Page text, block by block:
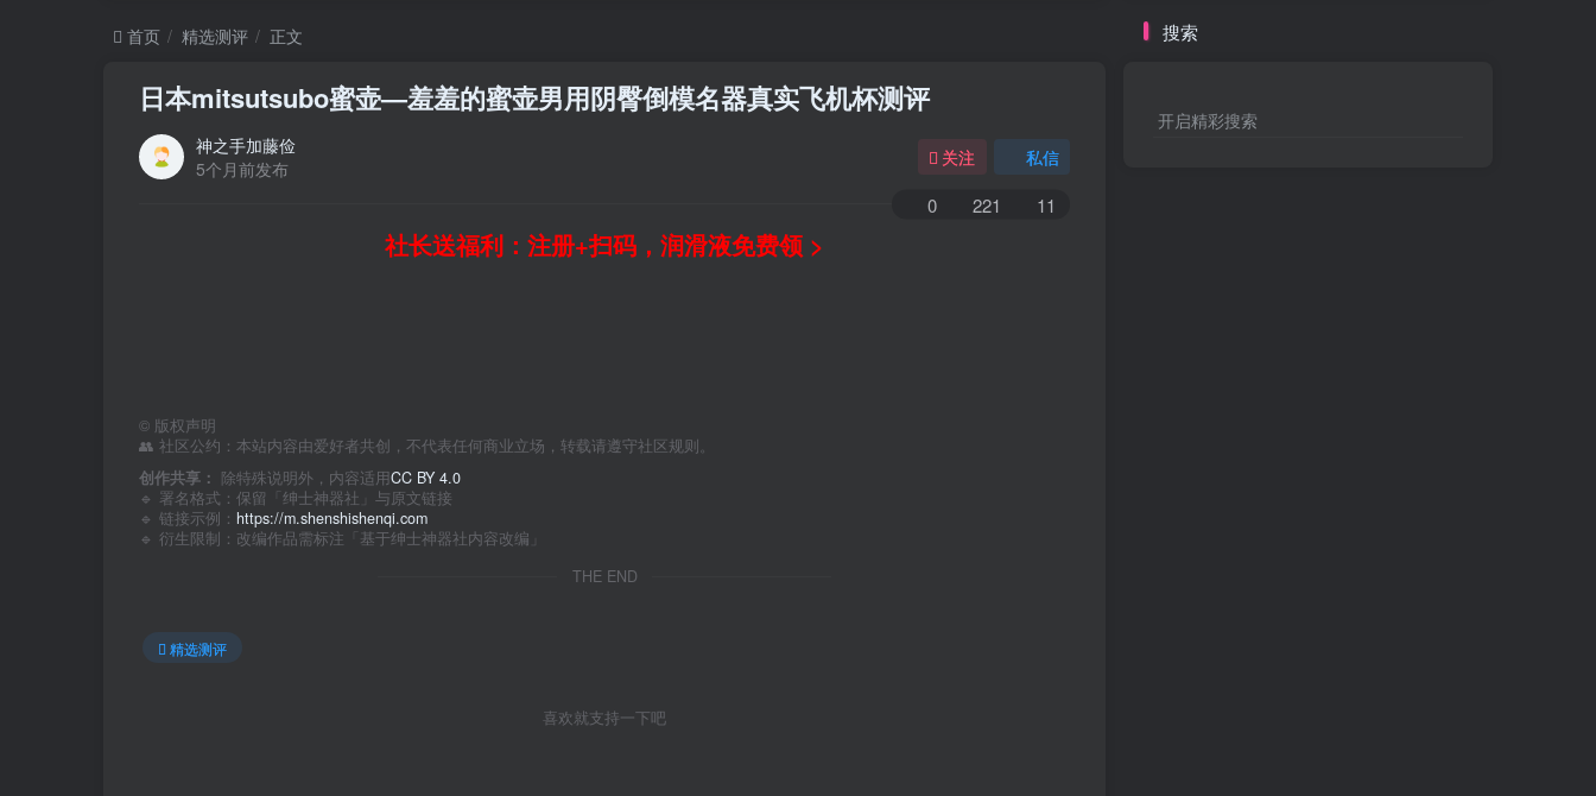
首页 精选测评 正文
日本mitsutsubo蜜壶—羞羞的蜜壶男用阴臀倒模名器真实飞机杯测评
神之手加藤俭
5个月前发布
关注 私信
0 221 11
社长送福利：注册+扫码，润滑液免费领 >
© 版权声明
👥 社区公约：本站内容由爱好者共创，不代表任何商业立场，转载请遵守社区规则。
创作共享： 除特殊说明外，内容适用CC BY 4.0
🔹 署名格式：保留「绅士神器社」与原文链接
🔹 链接示例： https://m.shenshishenqi.com
🔹 衍生限制：改编作品需标注「基于绅士神器社内容改编」
THE END
精选测评
喜欢就支持一下吧
搜索
开启精彩搜索